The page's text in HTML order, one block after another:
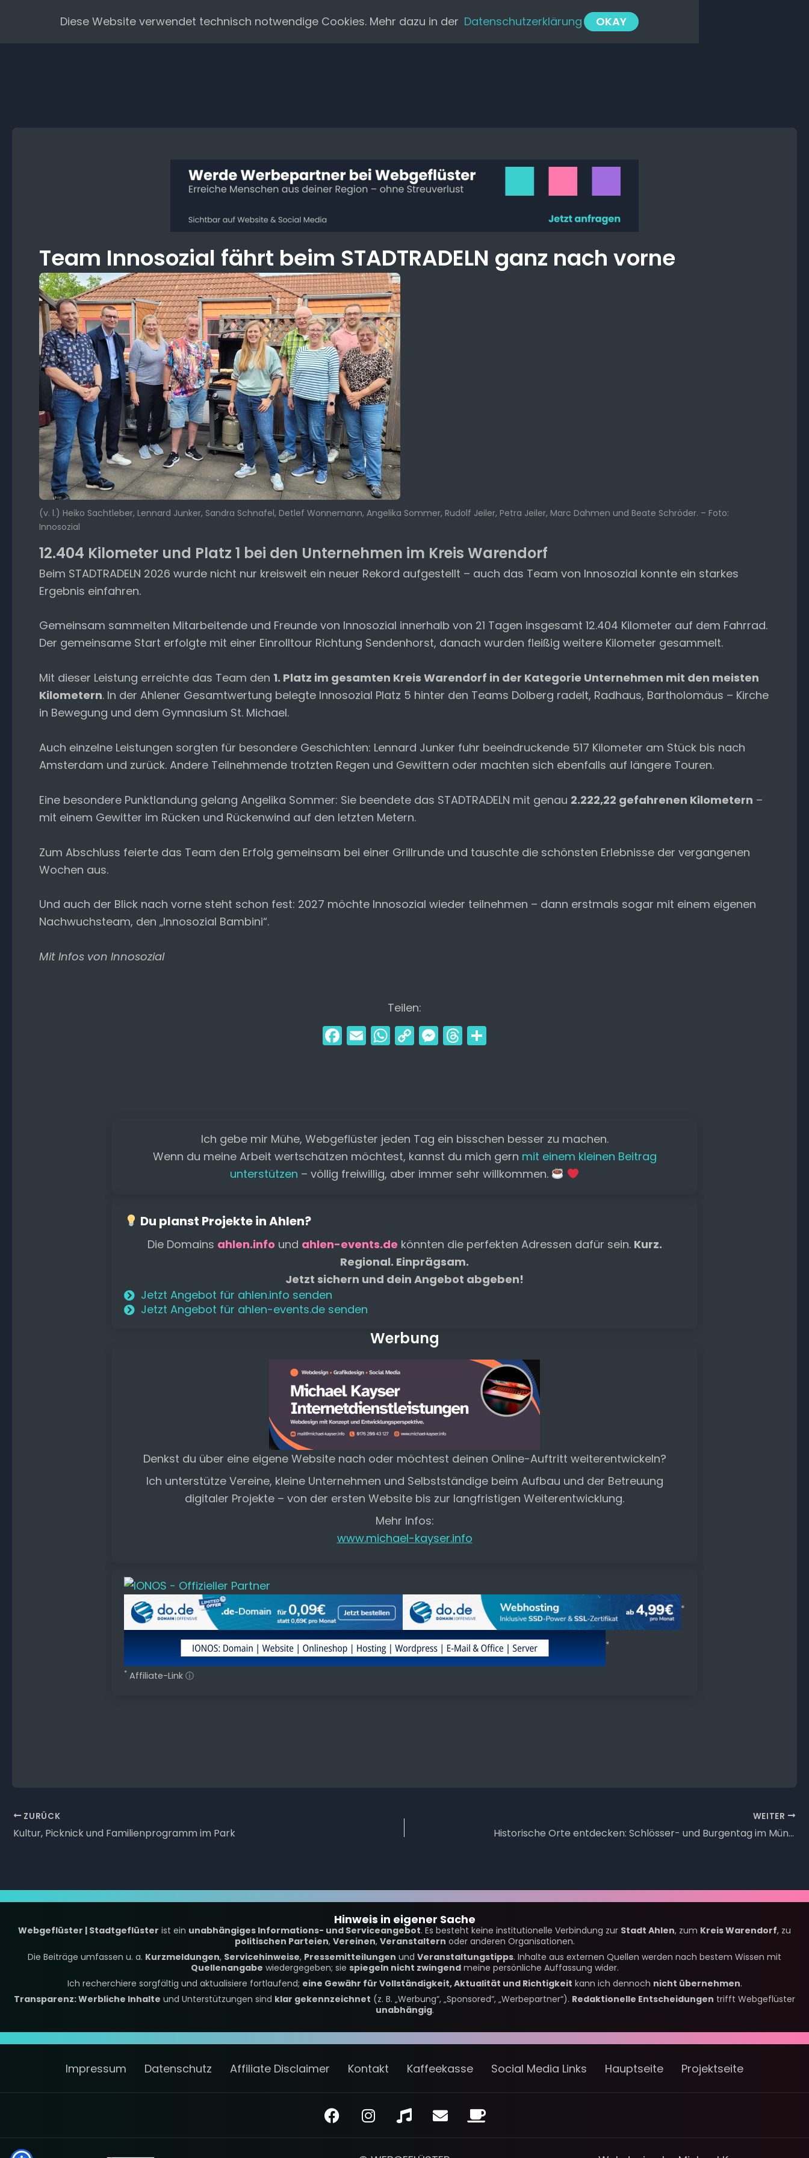
Diese Website verwendet technisch notwendige Cookies. Mehr dazu in der Datenschutzerklärung OKAY
Team Innosozial fährt beim STADTRADELN ganz nach vorne
(v. l.) Heiko Sachtleber, Lennard Junker, Sandra Schnafel, Detlef Wonnemann, Angelika Sommer, Rudolf Jeiler, Petra Jeiler, Marc Dahmen und Beate Schröder. – Foto:
Innosozial
12.404 Kilometer und Platz 1 bei den Unternehmen im Kreis Warendorf
Beim STADTRADELN 2026 wurde nicht nur kreisweit ein neuer Rekord aufgestellt – auch das Team von Innosozial konnte ein starkes
Ergebnis einfahren.
Gemeinsam sammelten Mitarbeitende und Freunde von Innosozial innerhalb von 21 Tagen insgesamt 12.404 Kilometer auf dem Fahrrad.
Der gemeinsame Start erfolgte mit einer Einrolltour Richtung Sendenhorst, danach wurden fleißig weitere Kilometer gesammelt.
Mit dieser Leistung erreichte das Team den 1. Platz im gesamten Kreis Warendorf in der Kategorie Unternehmen mit den meisten
Kilometern. In der Ahlener Gesamtwertung belegte Innosozial Platz 5 hinter den Teams Dolberg radelt, Radhaus, Bartholomäus – Kirche
in Bewegung und dem Gymnasium St. Michael.
Auch einzelne Leistungen sorgten für besondere Geschichten: Lennard Junker fuhr beeindruckende 517 Kilometer am Stück bis nach
Amsterdam und zurück. Andere Teilnehmende trotzten Regen und Gewittern oder machten sich ebenfalls auf längere Touren.
Eine besondere Punktlandung gelang Angelika Sommer: Sie beendete das STADTRADELN mit genau 2.222,22 gefahrenen Kilometern –
mit einem Gewitter im Rücken und Rückenwind auf den letzten Metern.
Zum Abschluss feierte das Team den Erfolg gemeinsam bei einer Grillrunde und tauschte die schönsten Erlebnisse der vergangenen
Wochen aus.
Und auch der Blick nach vorne steht schon fest: 2027 möchte Innosozial wieder teilnehmen – dann erstmals sogar mit einem eigenen
Nachwuchsteam, den „Innosozial Bambini“.
Mit Infos von Innosozial
Teilen:
F
a
o
o
k
E
m
W
h
p
p
C
o
n
k
M
e
n
g
er
T
hr
s
Ich gebe mir Mühe, Webgeflüster jeden Tag ein bisschen besser zu machen.
Wenn du meine Arbeit wertschätzen möchtest, kannst du mich gern mit einem kleinen Beitrag
unterstützen – völlig freiwillig, aber immer sehr willkommen.
Du planst Projekte in Ahlen?
Die Domains ahlen.info und ahlen-events.de könnten die perfekten Adressen dafür sein. Kurz.
Regional. Einprägsam.
Jetzt sichern und dein Angebot abgeben!
Jetzt Angebot für ahlen.info senden
Jetzt Angebot für ahlen-events.de senden
Werbung
Denkst du über eine eigene Website nach oder möchtest deinen Online-Auftritt weiterentwickeln?
Ich unterstütze Vereine, kleine Unternehmen und Selbstständige beim Aufbau und der Betreuung
digitaler Projekte – von der ersten Website bis zur langfristigen Weiterentwicklung.
Mehr Infos:
www.michael-kayser.info
*
*
* Affiliate-Linkⓘ
ZURÜCK
Kultur, Picknick und Familienprogramm im Park
WEITER
Historische Orte entdecken: Schlösser- und Burgentag im Münsterland
Hinweis in eigener Sache
Webgeflüster | Stadtgeflüster ist ein unabhängiges Informations- und Serviceangebot. Es besteht keine institutionelle Verbindung zur Stadt Ahlen, zum Kreis Warendorf, zu
politischen Parteien, Vereinen, Veranstaltern oder anderen Organisationen.
Die Beiträge umfassen u. a. Kurzmeldungen, Servicehinweise, Pressemitteilungen und Veranstaltungstipps. Inhalte aus externen Quellen werden nach bestem Wissen mit
Quellenangabe wiedergegeben; sie spiegeln nicht zwingendmeine persönliche Auffassung wider.
Ich recherchiere sorgfältig und aktualisiere fortlaufend; eine Gewähr für Vollständigkeit, Aktualität und Richtigkeit kann ich dennoch nicht übernehmen.
Transparenz: Werbliche Inhalte und Unterstützungen sind klar gekennzeichnet (z. B. „Werbung“, „Sponsored“, „Werbepartner“). Redaktionelle Entscheidungen trifft Webgeflüster
unabhängig.
Impressum Datenschutz Affiliate Disclaimer Kontakt Kaffeekasse Social Media Links Hauptseite Projektseite
F
a
c
I
n
s
t
M
u
s
i
E
n
v
e
C
o
f